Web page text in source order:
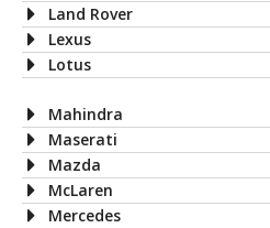
Land Rover
Lexus
Lotus
Mahindra
Maserati
Mazda
McLaren
Mercedes